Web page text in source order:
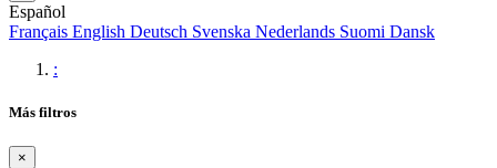
Español
Français English Deutsch Svenska Nederlands Suomi Dansk
:
Más filtros
×